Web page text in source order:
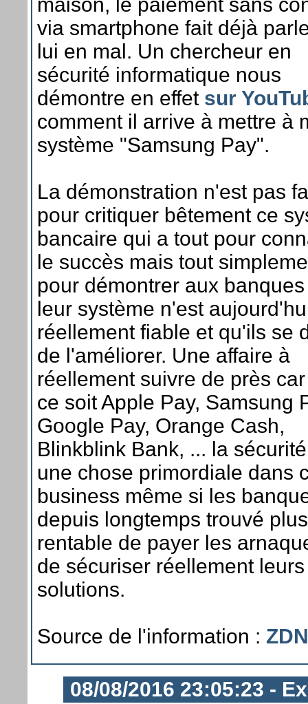
via smartphone fait déjà
lui en mal. Un chercheur en
sécurité informatique nous
démontre en effet sur
comment il arrive à mettre à
système "Samsung Pay".
La démonstration n'est pas
pour critiquer bêtement ce
bancaire qui a tout pour
le succès mais tout
pour démontrer aux
leur système n'est
réellement fiable et qu'ils se
de l'améliorer. Une affaire à
réellement suivre de près
ce soit Apple Pay, Samsung
Google Pay, Orange Cash,
Blinkblink Bank, ... la
une chose primordiale dans
business même si les
depuis longtemps trouvé plus
rentable de payer les
de sécuriser réellement leurs
solutions.
Source de l'information :
08/08/2016 23:05:23 -